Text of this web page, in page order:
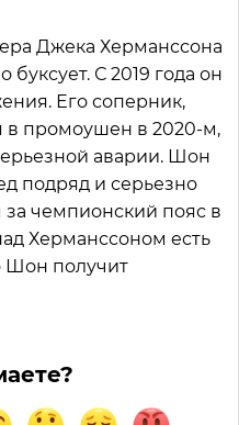
Джека Херманссона
буксует. С 2019 года он
Его соперник,
в промоушен в 2020-м,
аварии. Шон
подряд и серьезно
за чемпионский пояс в
Херманссоном есть
Шон получит